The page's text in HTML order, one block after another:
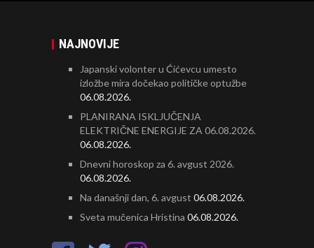
NAJNOVIJE
Japanski volonter u Ćićevcu umesto
izložbe mira dočekao političke optužbe
06.08.2026.
PLANIRANA ISKLJUČENJA
ELEKTRIČNE ENERGIJE ZA 06.08.2026.
06.08.2026.
Dnevni horoskop za 6. avgust 2026.
06.08.2026.
Na današnji dan, 6. avgust 06.08.2026.
Sveta mučenica Hristina 06.08.2026.